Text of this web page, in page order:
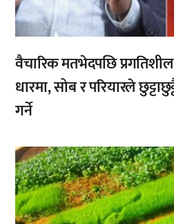
वैचारिक मतभेदपछि प्रगतिशील
धारमा, सोब र परियारले
गर्ने
,